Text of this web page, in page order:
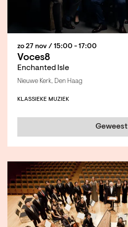
Voces8
Enchanted Isle
zo 27 nov / 15:00 - 17:00
Nieuwe Kerk, Den Haag
KLASSIEKE MUZIEK
Geweest